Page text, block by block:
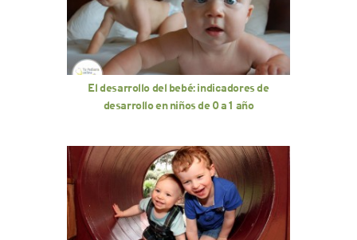
El desarrollo del bebé: indicadores de
desarrollo en niños de 0 a 1 año